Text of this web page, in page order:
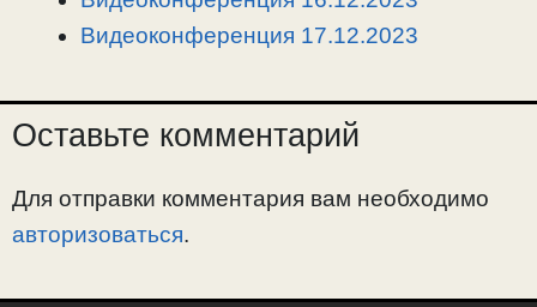
Видеоконференция 17.12.2023
Оставьте комментарий
Для отправки комментария вам необходимо
авторизоваться.